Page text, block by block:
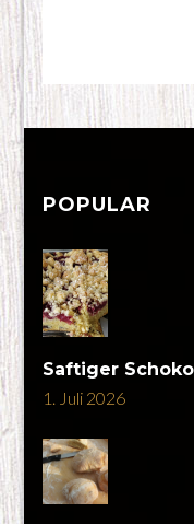
POPULAR
Saftiger
1. Juli 2026